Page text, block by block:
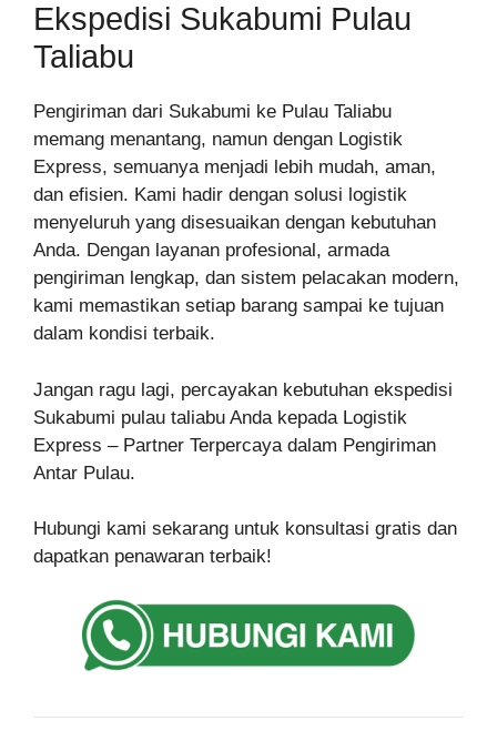
Ekspedisi Sukabumi Pulau
Taliabu
Pengiriman dari Sukabumi ke Pulau Taliabu
memang menantang, namun dengan Logistik
Express, semuanya menjadi lebih mudah, aman,
dan efisien. Kami hadir dengan solusi logistik
menyeluruh yang disesuaikan dengan kebutuhan
Anda. Dengan layanan profesional, armada
pengiriman lengkap, dan sistem pelacakan modern,
kami memastikan setiap barang sampai ke tujuan
dalam kondisi terbaik.
Jangan ragu lagi, percayakan kebutuhan ekspedisi
Sukabumi pulau taliabu Anda kepada Logistik
Express – Partner Terpercaya dalam Pengiriman
Antar Pulau.
Hubungi kami sekarang untuk konsultasi gratis dan
dapatkan penawaran terbaik!